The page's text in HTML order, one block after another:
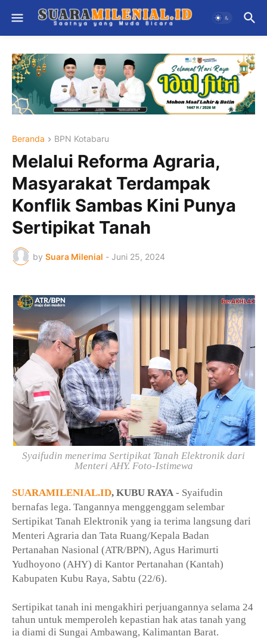
Beranda BPN Kotabaru
Melalui Reforma Agraria,
Masyarakat Terdampak
Konflik Sambas Kini Punya
Sertipikat Tanah
by Suara Milenial - Juni 25, 2024
Syaifudin menerima Sertipikat Tanah Elektronik dari
Menteri AHY. Foto-Istimewa
SUARAMILENIAL.ID, KUBU RAYA - Syaifudin
bernafas lega. Tangannya menggenggam selembar
Sertipikat Tanah Elektronik yang ia terima langsung dari
Menteri Agraria dan Tata Ruang/Kepala Badan
Pertanahan Nasional (ATR/BPN), Agus Harimurti
Yudhoyono (AHY) di Kantor Pertanahan (Kantah)
Kabupaten Kubu Raya, Sabtu (22/6).
Sertipikat tanah ini mengakhiri perjuangannya selama 24
tahun untuk memperoleh kepastian hak atas tanah yang
ia diami di Sungai Ambawang, Kalimantan Barat.